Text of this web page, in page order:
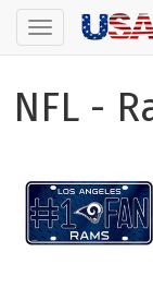
Toggle
navigation
NFL -